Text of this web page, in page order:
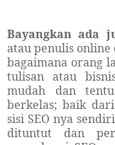
Bayangkan ada
atau penulis online
bagaimana orang
tulisan atau
mudah dan
berkelas; baik
sisi SEO nya
dituntut dan